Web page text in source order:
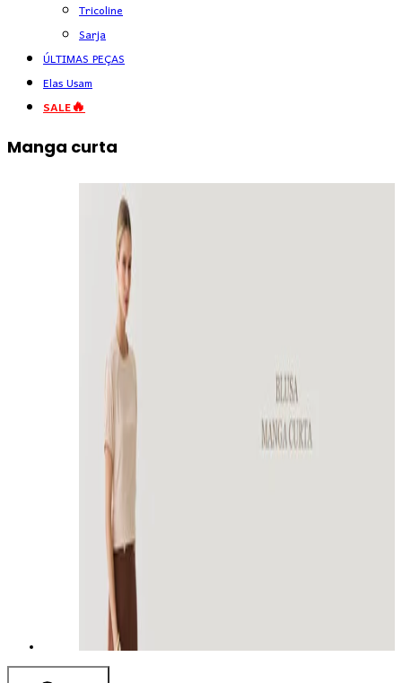
Tricoline
Sarja
ÚLTIMAS PEÇAS
Elas Usam
SALE🔥
Manga curta